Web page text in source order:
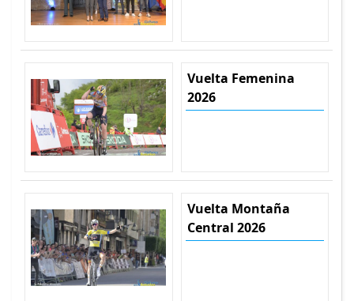
Vuelta Femenina
2026
Vuelta Montaña
Central 2026